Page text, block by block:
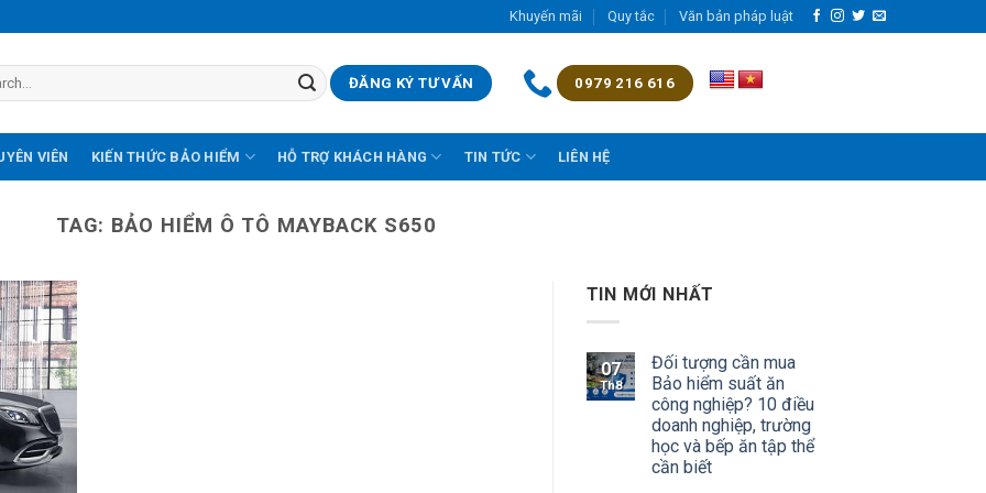
Khuyến mãi Quy tắc Văn bản pháp luật
ĐĂNG KÝ TƯ VẤN 0979 216 616
VIÊN KIẾN THỨC BẢO HIỂM HỖ TRỢ KHÁCH HÀNG TIN TỨC LIÊN HỆ
TAG: BẢO HIỂM Ô TÔ MAYBACK S650
TIN MỚI NHẤT
07
Th8
Đối tượng cần mua
Bảo hiểm suất ăn
công nghiệp? 10 điều
doanh nghiệp, trường
học và bếp ăn tập thể
cần biết